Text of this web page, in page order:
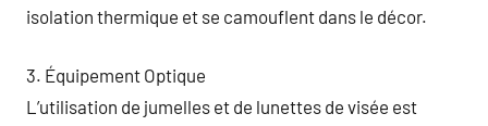
isolation thermique et se camouflent dans le décor.
3. Équipement Optique
L’utilisation de jumelles et de lunettes de visée est